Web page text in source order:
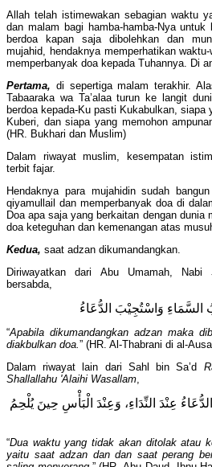
Allah telah istimewakan sebagian waktu
dan malam bagi hamba-hamba-Nya untuk
berdoa kapan saja dibolehkan dan
mujahid, hendaknya memperhatikan
memperbanyak doa kepada Tuhannya. Di
Pertama, di sepertiga malam terakhir.
Tabaaraka wa Ta’alaa turun ke langit
berdoa kepada-Ku pasti Kukabulkan, siapa
Kuberi, dan siapa yang memohon
(HR. Bukhari dan Muslim)
Dalam riwayat muslim, kesempatan
terbit fajar.
Hendaknya para mujahidin sudah
qiyamullail dan memperbanyak doa di
Doa apa saja yang berkaitan dengan dunia
doa keteguhan dan kemenangan atas
Kedua, saat adzan dikumandangkan.
Diriwayatkan dari Abu Umamah, Nabi
bersabda,
السَّمَاءِ وَاسْتُجِيْبَ الدُّعَاءُ
“Apabila dikumandangkan adzan maka
diakbulkan doa.” (HR. Al-Thabrani di al-
Dalam riwayat lain dari Sahl bin Sa’d
Shallallahu 'Alaihi Wasallam,
عِنْدَ النِّدَاءِ، وَعِنْدَ الْبَأْسِ حِينَ يُلْحِمُ
“Dua waktu yang tidak akan ditolak atau
yaitu saat adzan dan dan saat perang